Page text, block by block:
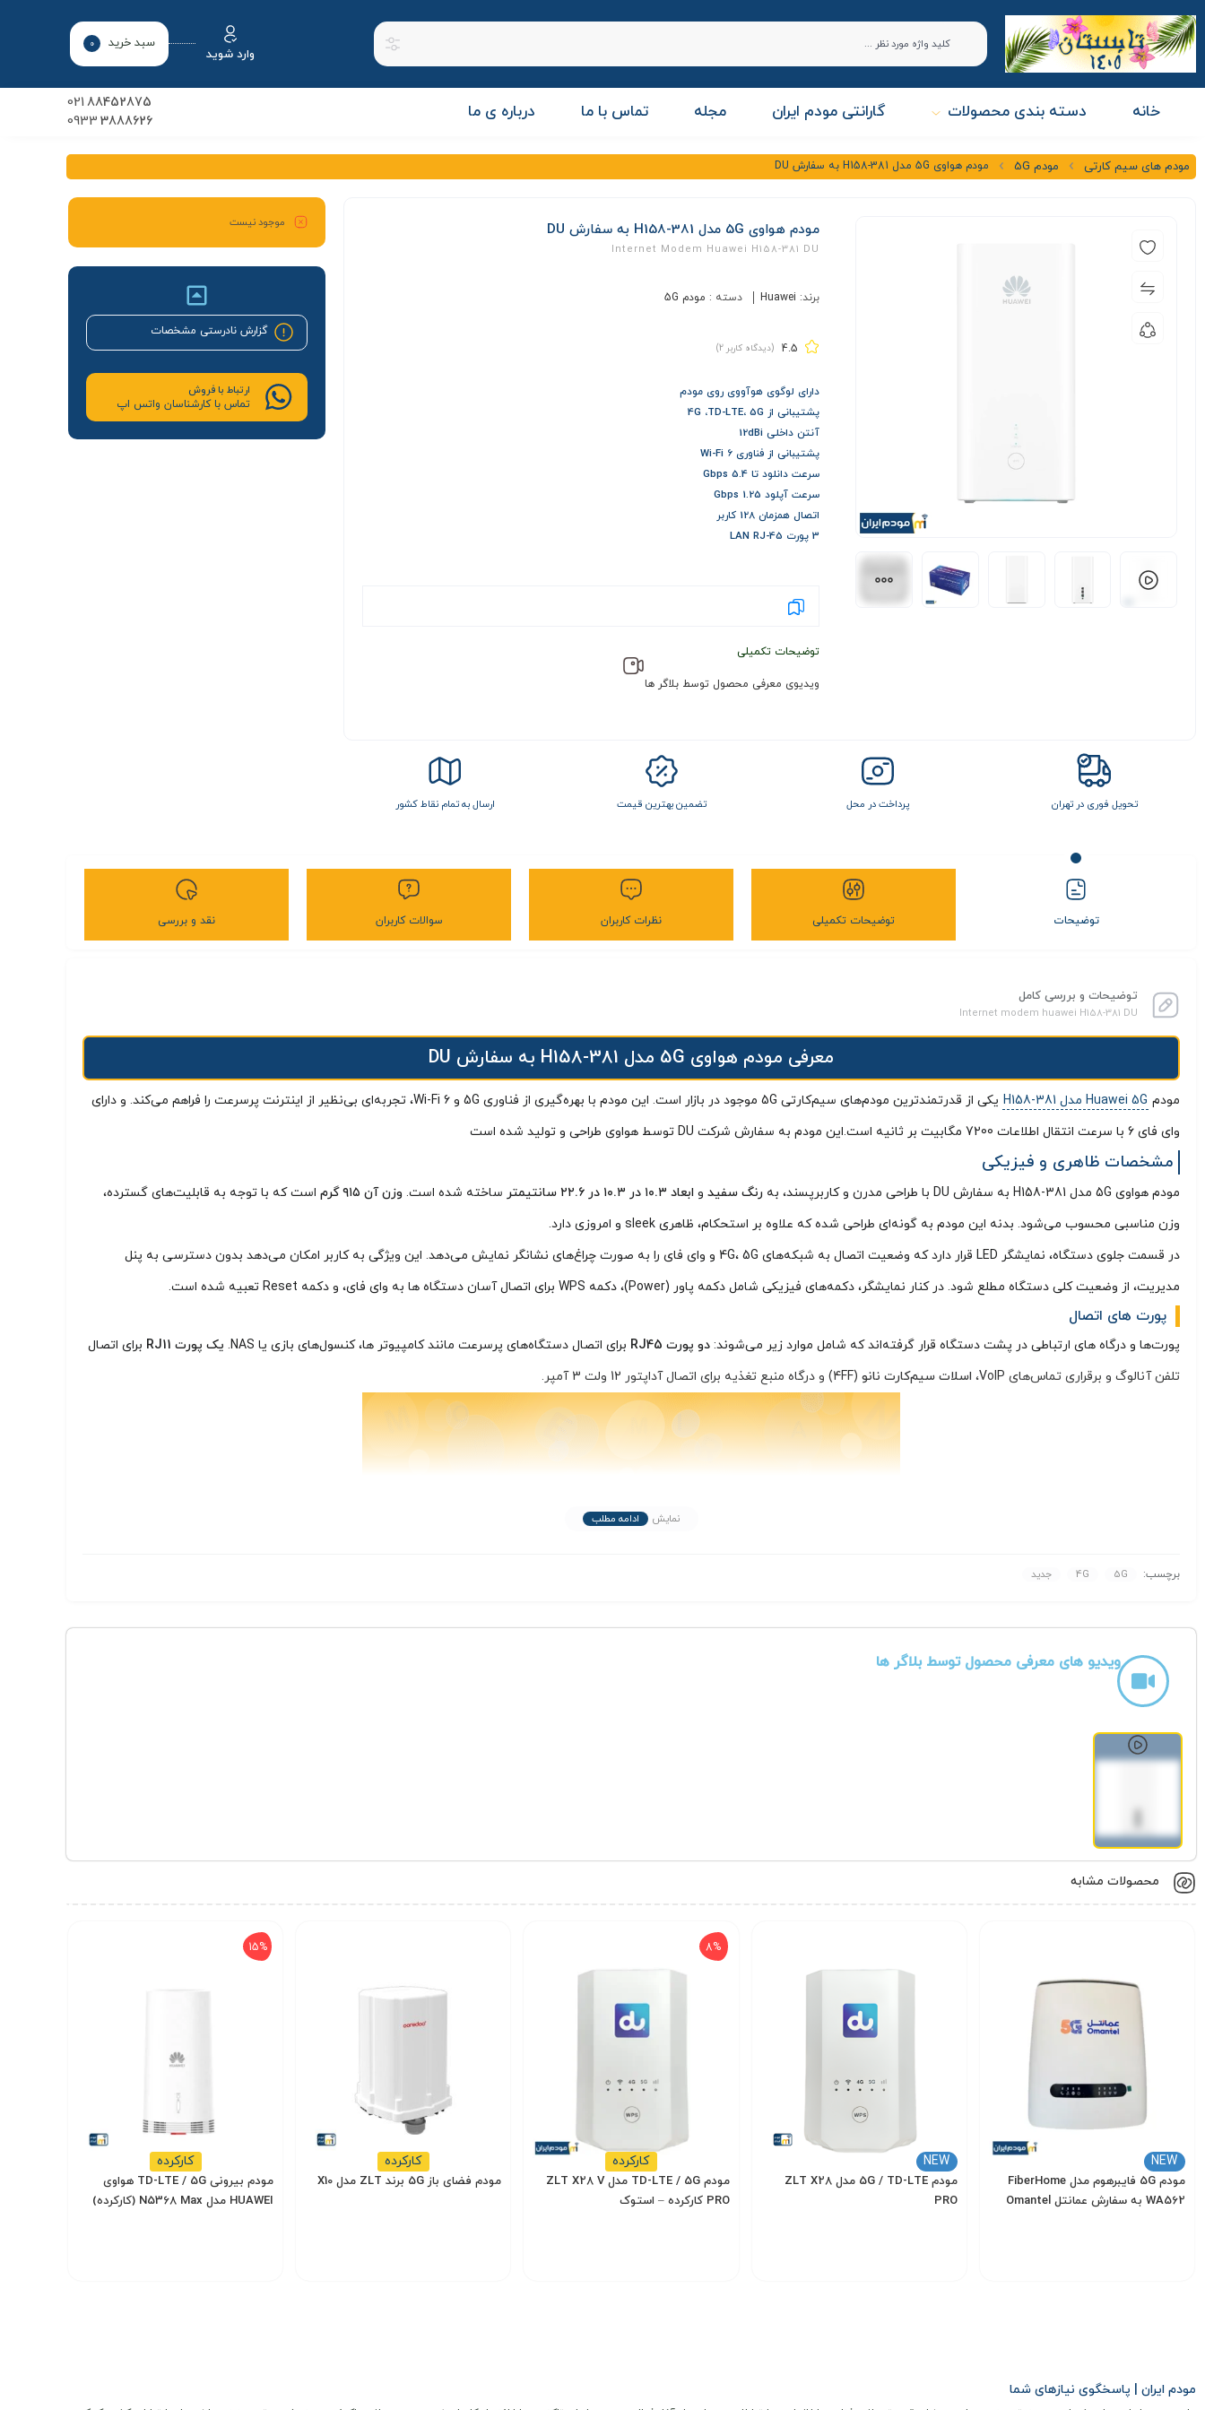
وارد شوید
سبد خرید 0
خانه دسته بندی محصولات گارانتی مودم ایران مجله تماس با ما درباره ی ما 88452875
021
3888626
0933
مودم های سیم کارتی مودم 5G مودم هواوی 5G مدل H158-381 به سفارش DU
مودم هواوی 5G مدل H158-381 به سفارش DU
Internet Modem Huawei H158-381 DU
برند: Huawei دسته : مودم 5G
4.5 (دیدگاه کاربر 2
)
دارای لوگوی هوآووی روی مودم
پشتیبانی از 4G ،TD-LTE، 5G
آنتن داخلی 12dBi
پشتیبانی از فناوری Wi-Fi 6
سرعت دانلود تا 5.4 Gbps
سرعت آپلود 1.25 Gbps
اتصال همزمان 128 کاربر
3 پورت‌ LAN RJ-45
توضیحات تکمیلی
ویدیوی معرفی محصول توسط بلاگر ها
تحویل فوری در تهران پرداخت در محل تضمین بهترین قیمت ارسال به تمام نقاط کشور
موجود نیست
گزارش نادرستی مشخصات
ارتباط با فروش
تماس با کارشناسان واتس اپ
توضیحات توضیحات تکمیلی نظرات کاربران سوالات کاربران نقد و بررسی
توضیحات و بررسی کامل
Internet modem huawei H158-381 DU
معرفی مودم هواوی 5G مدل H158-381 به سفارش DU
مودم Huawei 5G مدل H158-381 یکی از قدرتمندترین مودم‌های سیم‌کارتی 5G موجود در بازار است. این مودم با بهره‌گیری از فناوری 5G و Wi-Fi 6، تجربه‌ای بی‌نظیر از اینترنت پرسرعت را فراهم می‌کند. و
دارای
وای‌ فای 6 با سرعت انتقال اطلاعات 7200 مگابیت بر ثانیه است.این مودم به سفارش شرکت DU توسط هواوی طراحی و تولید شده است
مشخصات ظاهری و فیزیکی
مودم هواوی 5G مدل H158-381 به سفارش DU با طراحی مدرن و کاربرپسند، به رنگ سفید و ابعاد ۱۰.۳ در ۱۰.۳ در ۲۲.۶ سانتیمتر ساخته شده است. وزن آن ۹۱۵ گرم
است که با توجه به قابلیت‌های گسترده،
وزن مناسبی محسوب می‌شود. بدنه این مودم به گونه‌ای طراحی شده که علاوه بر استحکام، ظاهری sleek و امروزی دارد.
در قسمت جلوی دستگاه، نمایشگر LED قرار دارد که وضعیت اتصال به شبکه‌های 4G، 5G و وای‌ فای را به صورت چراغ‌های نشانگر نمایش می‌دهد. این ویژگی به کاربر امکان می‌دهد بدون دسترسی به پنل
مدیریت، از وضعیت کلی دستگاه مطلع شود. در کنار نمایشگر، دکمه‌های فیزیکی شامل دکمه پاور (Power)، دکمه WPS برای اتصال آسان دستگاه‌ ها به وای‌ فای، و دکمه Reset تعبیه شده است.
پورت های اتصال
پورت‌ها و درگاه‌ های ارتباطی در پشت دستگاه قرار گرفته‌اند که شامل موارد زیر می‌شوند: دو پورت RJ45 برای اتصال دستگاه‌های پرسرعت مانند کامپیوتر ها، کنسول‌های بازی یا NAS. یک پورت RJ11
برای اتصال
تلفن آنالوگ و برقراری تماس‌های VoIP،
اسلات سیم‌کارت نانو (4FF) و درگاه منبع تغذیه برای اتصال آداپتور 12 ولت 3 آمپر.
مشخصات فنی و کلیدی
مودم هواوی 5G مدل H158-381 به سفارش DU یکی از قدرتمندترین مودم‌ های موجود در بازار است که با استفاده از
از جمله n1/3/5/7/20/28/38/40/41/77/78/79 را فراهم می‌کند. این مودم با سرعت دانلود تا 5.4 گیگابیت بر ثانیه، گزینه‌ای عالی برای کاربرانی است که به اینترنت فوق‌سریع نیاز دارند.
گیگابیتی است که اتصال پایدار و پرسرعت را تضمین می‌کند.
پشتیبانی از VOIP
یکی از ویژگی‌های برجسته این مودم، وجود پورت RJ11 است که امکان اتصال تلفن آنالوگ یا DECT را با پشتیبانی از VoIP/SIP فراهم می‌کند. بنابراین کاربران می‌توانند تماس‌ های صوتی را از طریق اینترنت برقرار
کنند. آنتن داخلی 12dBi این دستگاه نیز بدون نیاز به آنتن خارجی، پوشش‌ دهی قدرتمندی را ارائه می‌دهد.
مودم هواوی H158-381 با ترکیب فناوری‌های پیشرفته، سرعت بالا، امکانات متنوع و طراحی زیبا، انتخابی ایده‌آل برای کاربرانی است که به دنبال تجربه‌ای بی‌نظیر از اینترنت پرسرعت هستند.
نمایش ادامه مطلب
برچسب: 4G 5G جدید
ویدیو های معرفی محصول توسط بلاگر ها
محصولات مشابه
NEW
مودم 5G فایبرهوم مدل FiberHome
WA562 به سفارش عمانتل Omantel
NEW
مودم 5G / TD-LTE مدل ZLT X28
PRO
8%
کارکرده
مودم TD-LTE / 5G مدل ZLT X28 V
PRO کارکرده – استوک
کارکرده
مودم فضای باز 5G برند ZLT مدل X10
15%
کارکرده
مودم بیرونی TD-LTE / 5G هواوی
HUAWEI مدل N5368 Max (کارکرده)
مودم ایران | پاسخگوی نیازهای شما